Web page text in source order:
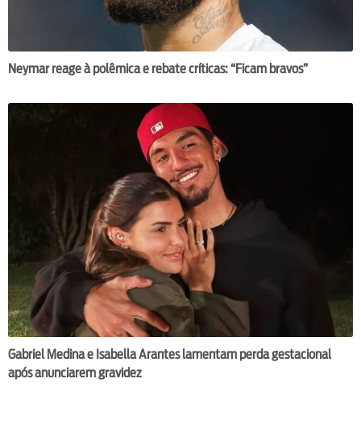
Neymar reage à polêmica e rebate críticas: “Ficam bravos”
Gabriel Medina e Isabella Arantes lamentam perda gestacional
após anunciarem gravidez